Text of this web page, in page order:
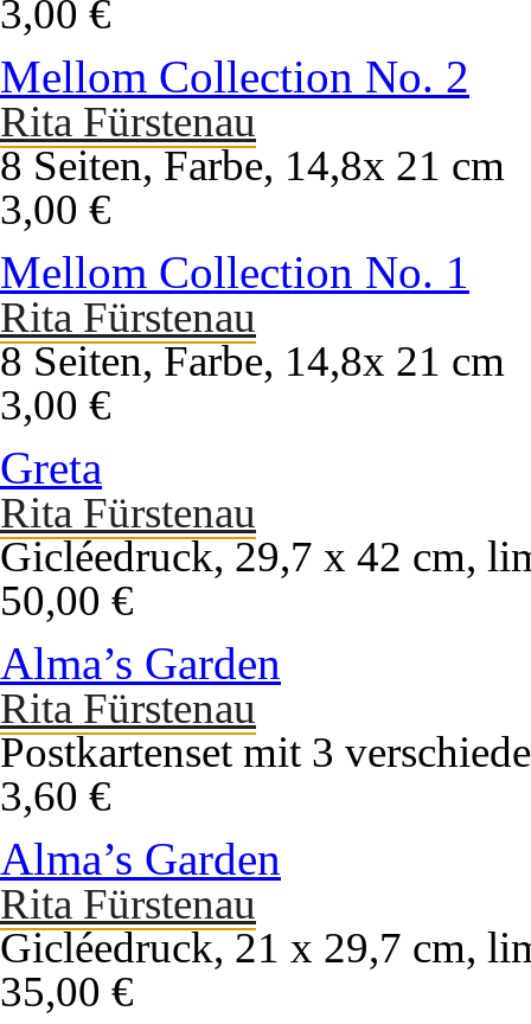
3,00 €
Mellom Collection No. 2
Rita Fürstenau
8 Seiten, Farbe, 14,8x 21 cm
3,00 €
Mellom Collection No. 1
Rita Fürstenau
8 Seiten, Farbe, 14,8x 21 cm
3,00 €
Greta
Rita Fürstenau
Gicléedruck, 29,7 x 42 cm,
50,00 €
Alma’s Garden
Rita Fürstenau
Postkartenset mit 3
3,60 €
Alma’s Garden
Rita Fürstenau
Gicléedruck, 21 x 29,7 cm,
35,00 €